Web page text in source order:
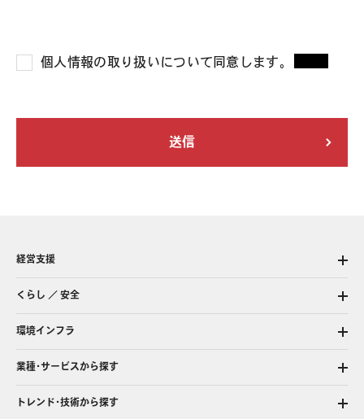
個人情報の取り扱いについて同意します。
経営支援
くらし ／ 安全
環境インフラ
業種・サービスから探す
トレンド・技術から探す